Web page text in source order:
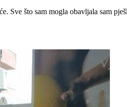
Sve što sam mogla obavljala sam